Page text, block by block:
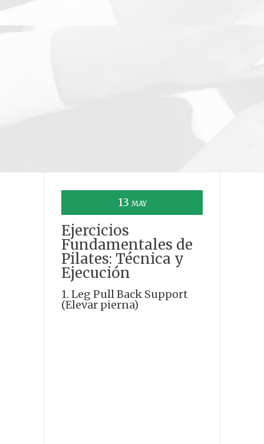
13 MAY
Ejercicios
Fundamentales de
Pilates: Técnica y
Ejecución
1. Leg Pull Back Support
(Elevar pierna)